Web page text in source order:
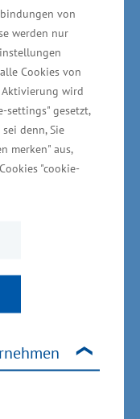
von
werden nur
Cookies von
wird
settings" gesetzt,
denn, Sie
merken" aus,
"cookie-
Beschäftigte in
gut, dass das
zum Einsatz
deutlich
sagte
und
abschließend.
in
die Zahl der
die Zahl um
ab. Die